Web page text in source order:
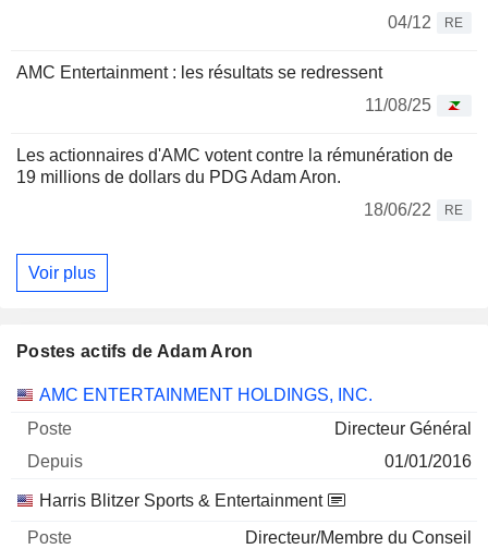
04/12
RE
AMC Entertainment : les résultats se redressent
11/08/25
Les actionnaires d'AMC votent contre la rémunération de
19 millions de dollars du PDG Adam Aron.
18/06/22
RE
Voir plus
Postes actifs de Adam Aron
Sociétés Poste Début
AMC ENTERTAINMENT HOLDINGS, INC.
Directeur Général
01/01/2016
Harris Blitzer Sports & Entertainment
Directeur/Membre du Conseil